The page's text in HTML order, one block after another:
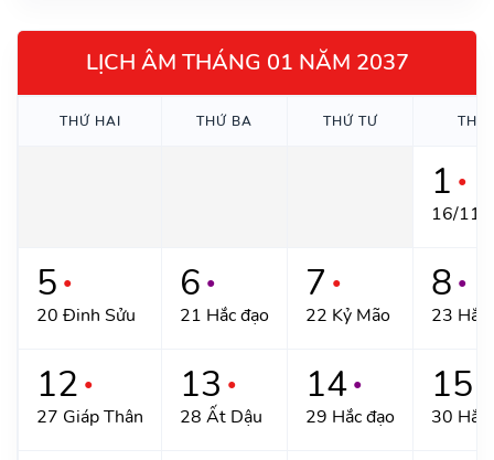
LỊCH ÂM THÁNG 01 NĂM 2037
THỨ HAI THỨ BA THỨ TƯ THỨ
1 ●
16/11
5 ●
20 Đinh Sửu
6 ●
21 Hắc đạo
7 ●
22 Kỷ Mão
8 ●
23 Hắc
12 ●
27 Giáp Thân
13 ●
28 Ất Dậu
14 ●
29 Hắc đạo
15
30 Hắc